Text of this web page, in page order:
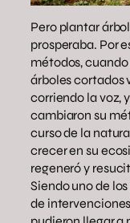
Pero plantar
prosperaba. Por
métodos,
árboles cortados
corriendo la voz,
cambiaron su
curso de la
crecer en su
regeneró y
Siendo uno de
de